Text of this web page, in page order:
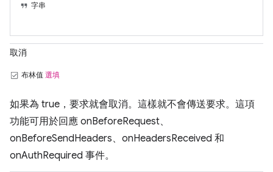
字串
取消
布林值 選填
如果為 true，要求就會取消。這樣就不會傳送要求。這項
功能可用於回應 onBeforeRequest、
onBeforeSendHeaders、onHeadersReceived 和
onAuthRequired 事件。